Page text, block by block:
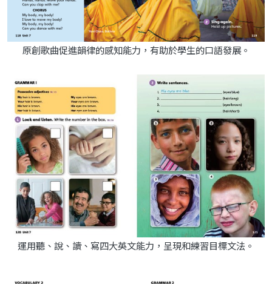
原創歌曲促進韻律的感知能力，有助於學生的口語發展。
運用聽、說、讀、寫四大英文能力，呈現和練習目標文法。